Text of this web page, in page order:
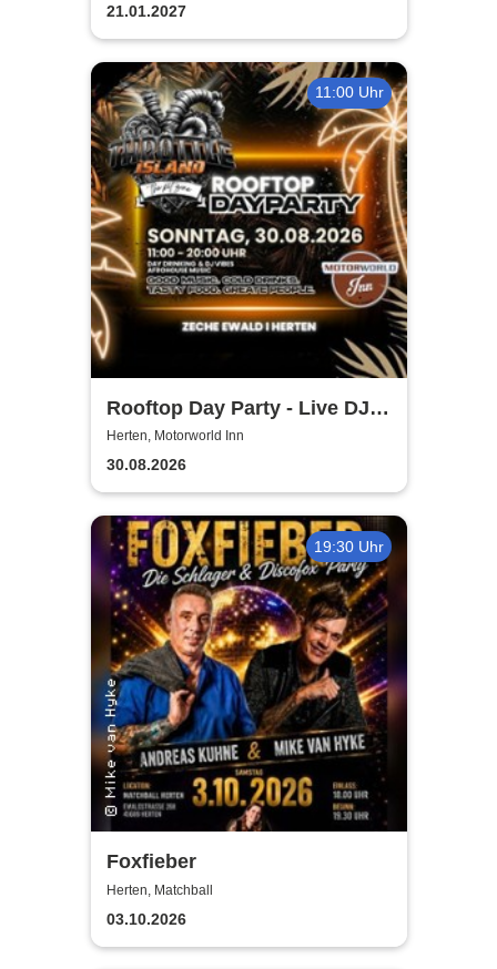
21.01.2027
11:00 Uhr
Rooftop Day Party - Live DJ,
Afro House & Summervibes |
Motorworld Inn Herten
Herten, Motorworld Inn
30.08.2026
19:30 Uhr
Foxfieber
Herten, Matchball
03.10.2026